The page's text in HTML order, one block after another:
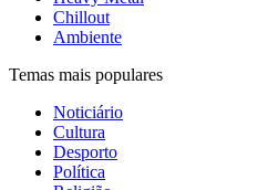
Chillout
Ambiente
Temas mais populares
Noticiário
Cultura
Desporto
Política